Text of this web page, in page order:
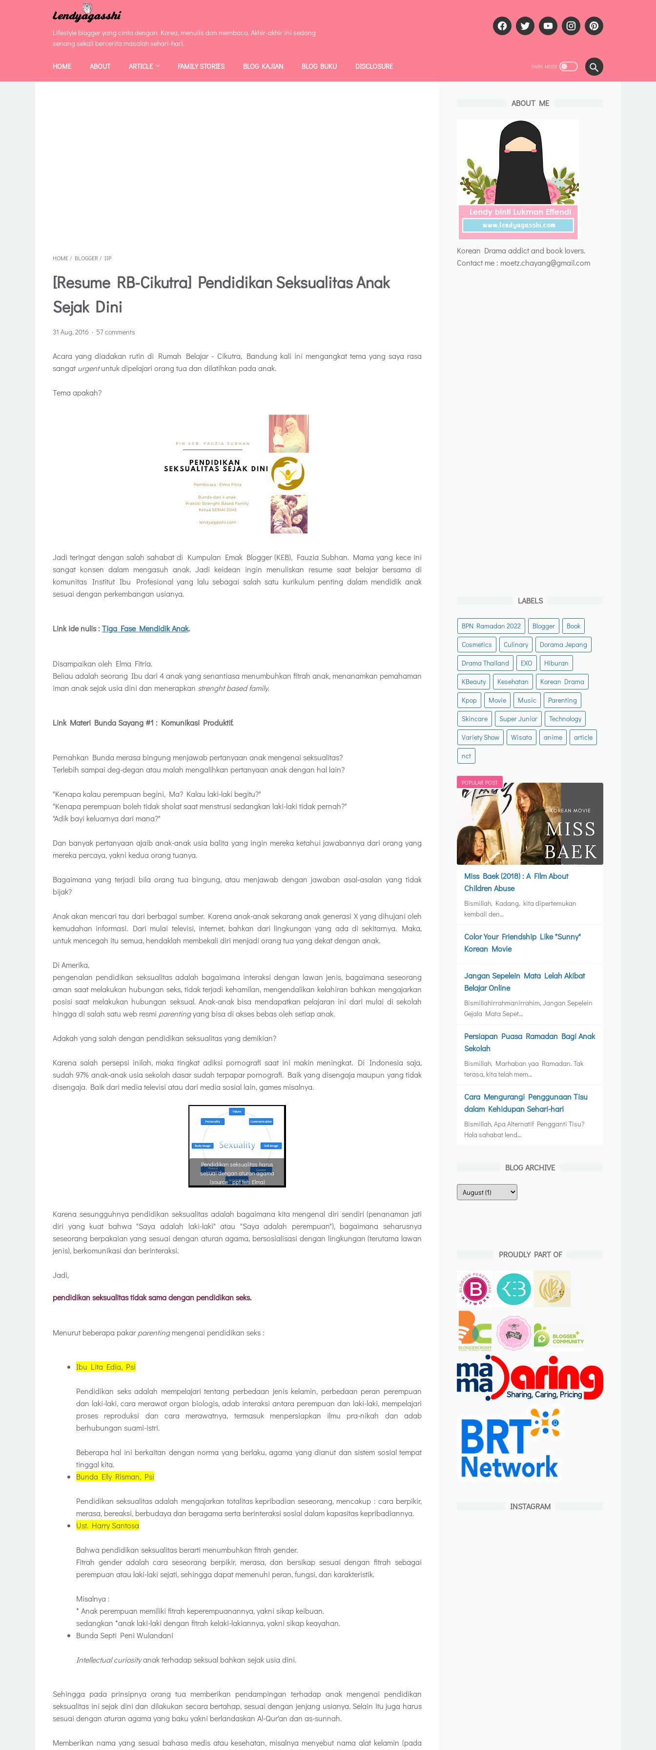
Lifestyle blogger yang cinta dengan Korea, menulis dan membaca. Akhir-akhir ini sedang
senang sekali bercerita masalah sehari-hari.
HOME ABOUT ARTICLE FAMILY STORIES BLOG KAJIAN BLOG BUKU DISCLOSURE
HOME / BLOGGER / IIP
[Resume RB-Cikutra] Pendidikan Seksualitas Anak
Sejak Dini
31 Aug, 2016 57 comments
Acara yang diadakan rutin di Rumah Belajar - Cikutra, Bandung kali ini mengangkat tema yang saya rasa
sangaturgentuntuk dipelajari orang tua dan dilatihkan pada anak.
Tema apakah?
Jadi teringat dengan salah sahabat di Kumpulan Emak Blogger (KEB), Fauzia Subhan. Mama yang kece ini
sangat konsen dalam mengasuh anak. Jadi keidean ingin menuliskan resume saat belajar bersama di
komunitas Institut Ibu Profesional yang lalu sebagai salah satu kurikulum penting dalam mendidik anak
sesuai dengan perkembangan usianya.
Link ide nulis :Tiga Fase Mendidik Anak.
Disampaikan oleh Elma Fitria.
Beliau adalah seorang Ibu dari 4 anak yang senantiasa menumbuhkan fitrah anak, menanamkan pemahaman
iman anak sejak usia dini dan menerapkan strenght based family.
Link Materi Bunda Sayang #1 : Komunikasi Produktif.
Pernahkan Bunda merasa bingung menjawab pertanyaan anak mengenai seksualitas?
Terlebih sampai deg-degan atau malah mengalihkan pertanyaan anak dengan hal lain?
"Kenapa kalau perempuan begini, Ma? Kalau laki-laki begitu?"
"Kenapa perempuan boleh tidak sholat saat menstrusi sedangkan laki-laki tidak pernah?"
"Adik bayi keluarnya dari mana?"
Dan banyak pertanyaan ajaib anak-anak usia balita yang ingin mereka ketahui jawabannya dari orang yang
mereka percaya, yakni kedua orang tuanya.
Bagaimana yang terjadi bila orang tua bingung, atau menjawab dengan jawaban asal-asalan yang tidak
bijak?
Anak akan mencari tau dari berbagai sumber. Karena anak-anak sekarang anak generasi X yang dihujani oleh
kemudahan informasi. Dari mulai televisi, internet, bahkan dari lingkungan yang ada di sekitarnya. Maka,
untuk mencegah itu semua, hendaklah membekali diri menjadi orang tua yang dekat dengan anak.
Di Amerika,
pengenalan pendidikan seksualitas adalah bagaimana interaksi dengan lawan jenis, bagaimana seseorang
aman saat melakukan hubungan seks, tidak terjadi kehamilan, mengendalikan kelahiran bahkan mengajarkan
posisi saat melakukan hubungan seksual. Anak-anak bisa mendapatkan pelajaran ini dari mulai di sekolah
hingga di salah satu web resmi parentingyang bisa di akses bebas oleh setiap anak.
Adakah yang salah dengan pendidikan seksualitas yang demikian?
Karena salah persepsi inilah, maka tingkat adiksi pornografi saat ini makin meningkat. Di Indonesia saja,
sudah 97% anak-anak usia sekolah dasar sudah terpapar pornografi. Baik yang disengaja maupun yang tidak
disengaja. Baik dari media televisi atau dari media sosial lain, games misalnya.
Pendidikan seksualitas harus
sesuai dengan aturan agama
(source : ppt teh Elma)
Karena sesungguhnya pendidikan seksualitas adalah bagaimana kita mengenal diri sendiri (penanaman jati
diri yang kuat bahwa "Saya adalah laki-laki" atau "Saya adalah perempuan"), bagaimana seharusnya
seseorang berpakaian yang sesuai dengan aturan agama, bersosialisasi dengan lingkungan (terutama lawan
jenis), berkomunikasi dan berinteraksi.
Jadi,
pendidikan seksualitas tidak sama dengan pendidikan seks.
Menurut beberapa pakarparentingmengenai pendidikan seks :
Ibu Lita Edia, Psi
Pendidikan seks adalah mempelajari tentang perbedaan jenis kelamin, perbedaan peran perempuan
dan laki-laki, cara merawat organ biologis, adab interaksi antara perempuan dan laki-laki, mempelajari
proses reproduksi dan cara merawatnya, termasuk menpersiapkan ilmu pra-nikah dan adab
berhubungan suami-istri.
Beberapa hal ini berkaitan dengan norma yang berlaku, agama yang dianut dan sistem sosial tempat
tinggal kita.
Bunda Elly Risman, Psi
Pendidikan seksualitas adalah mengajarkan totalitas kepribadian seseorang, mencakup : cara berpikir,
merasa, bereaksi, berbudaya dan beragama serta berinteraksi sosial dalam kapasitas kepribadiannya.
Ust. Harry Santosa
Bahwa pendidikan seksualitas berarti menumbuhkan fitrah gender.
Fitrah gender adalah cara seseorang berpikir, merasa, dan bersikap sesuai dengan fitrah sebagai
perempuan atau laki-laki sejati, sehingga dapat memenuhi peran, fungsi, dan karakteristik.
Misalnya :
* Anak perempuan memiliki fitrah keperempuanannya, yakni sikap keibuan.
sedangkan *anak laki-laki dengan fitrah kelaki-lakiannya, yakni sikap keayahan.
Bunda Septi Peni Wulandani
Intellectual curiosityanak terhadap seksual bahkan sejak usia dini.
Sehingga pada prinsipnya orang tua memberikan pendampingan terhadap anak mengenai pendidikan
seksualitas ini sejak dini dan dilakukan secara bertahap, sesuai dengan jenjang usianya. Selain itu juga harus
sesuai dengan aturan agama yang baku yakni berlandaskan Al-Qur'an dan as-sunnah.
Memberikan nama yang sesuai bahasa medis atau kesehatan, misalnya menyebut nama alat kelamin (pada
ABOUT ME
Korean Drama addict and book lovers.
Contact me : moetz.chayang@gmail.com
LABELS
BPN Ramadan 2022 Blogger
Book
Cosmetics
Culinary
Dorama Jepang
Drama Thailand
EXO
Hiburan
KBeauty
Kesehatan
Korean Drama
Kpop
Movie Music
Parenting
Skincare
Super Junior
Technology
Variety Show
Wisata anime
article
nct
POPULAR POST
Miss Baek (2018) : A Film About
Children Abuse
Bismillah, Kadang, kita dipertemukan
kembali den…
Color Your Friendship Like "Sunny"
Korean Movie
Jangan Sepelein Mata Lelah Akibat
Belajar Online
Bismillahirrahmanirrahim, Jangan Sepelein
Gejala Mata Sepet…
Persiapan Puasa Ramadan Bagi Anak
Sekolah
Bismillah, Marhaban yaa Ramadan. Tak
terasa, kita telah mem…
Cara Mengurangi Penggunaan Tisu
dalam Kehidupan Sehari-hari
Bismillah, Apa Alternatif Pengganti Tisu?
Hola sahabat lend…
BLOG ARCHIVE
PROUDLY PART OF
INSTAGRAM